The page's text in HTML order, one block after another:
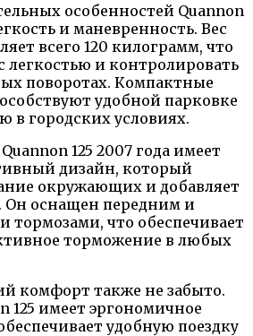
особенностей Quannon
и маневренность. Вес
всего 120 килограмм, что
легкостью и контролировать
поворотах. Компактные
удобной парковке
в городских условиях.
125 2007 года имеет
дизайн, который
окружающих и добавляет
Он оснащен передним и
тормозами, что обеспечивает
торможение в любых
комфорт также не забыто.
125 имеет эргономичное
удобную поездку